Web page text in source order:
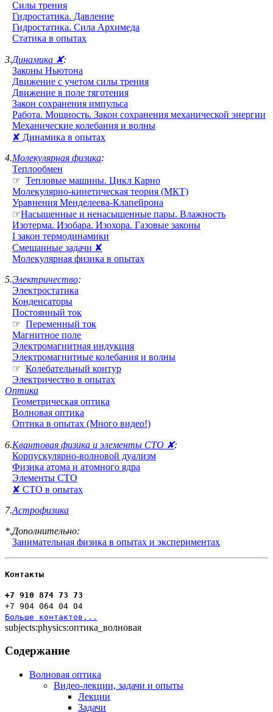
Силы трения
Гидростатика. Давление
Гидростатика. Сила Архимеда
Статика в опытах
3.Динамика ✘:
Законы Ньютона
Движение с учетом силы трения
Движение в поле тяготения
Закон сохранения импульса
Работа. Мощность. Закон сохранения механической энергии
Механические колебания и волны
✘ Динамика в опытах
4.Молекулярная физика:
Теплообмен
☞ Тепловые машины. Цикл Карно
Молекулярно-кинетическая теория (МКТ)
Уравнения Менделеева-Клапейрона
☞Насыщенные и ненасыщенные пары. Влажность
Изотерма. Изобара. Изохора. Газовые законы
I закон термодинамики
Смешанные задачи ✘
Молекулярная физика в опытах
5.Электричество:
Электростатика
Конденсаторы
Постоянный ток
☞ Переменный ток
Магнитное поле
Электромагнитная индукция
Электромагнитные колебания и волны
☞ Колебательный контур
Электричество в опытах
Оптика
Геометрическая оптика
Волновая оптика
Оптика в опытах (Много видео!)
6.Квантовая физика и элементы СТО ✘:
Корпускулярно-волновой дуализм
Физика атома и атомного ядра
Элементы СТО
✘ СТО в опытах
7.Астрофизика
*.Дополнительно:
Занимательная физика в опытах и экспериментах
Контакты
+7 910 874 73 73
+7 904 064 04 04
Больше контактов...
subjects:physics:оптика_волновая
Содержание
Волновая оптика
Видео-лекции, задачи и опыты
Лекции
Задачи